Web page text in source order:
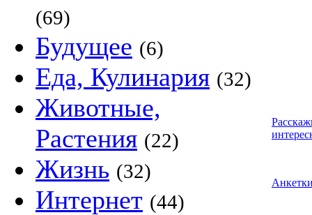
(69)
Будущее (6)
Еда, Кулинария (32)
Животные,
Растения (22)
Жизнь (32)
Интернет (44)